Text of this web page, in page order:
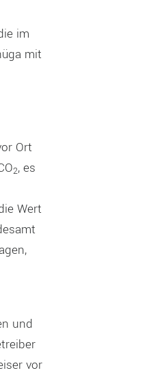
im
mit
Ort
2, es
Wert
und
vor